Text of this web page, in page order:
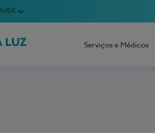
Serviços e Médicos